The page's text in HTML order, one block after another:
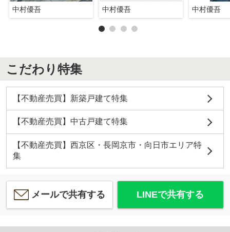
中村優吾 中村優吾 中村優吾
こだわり特集
【不動産売買】新築戸建て特集
【不動産売買】中古戸建て特集
【不動産売買】西京区・長岡京市・向日市エリア特
集
メールで共有する LINEで共有する